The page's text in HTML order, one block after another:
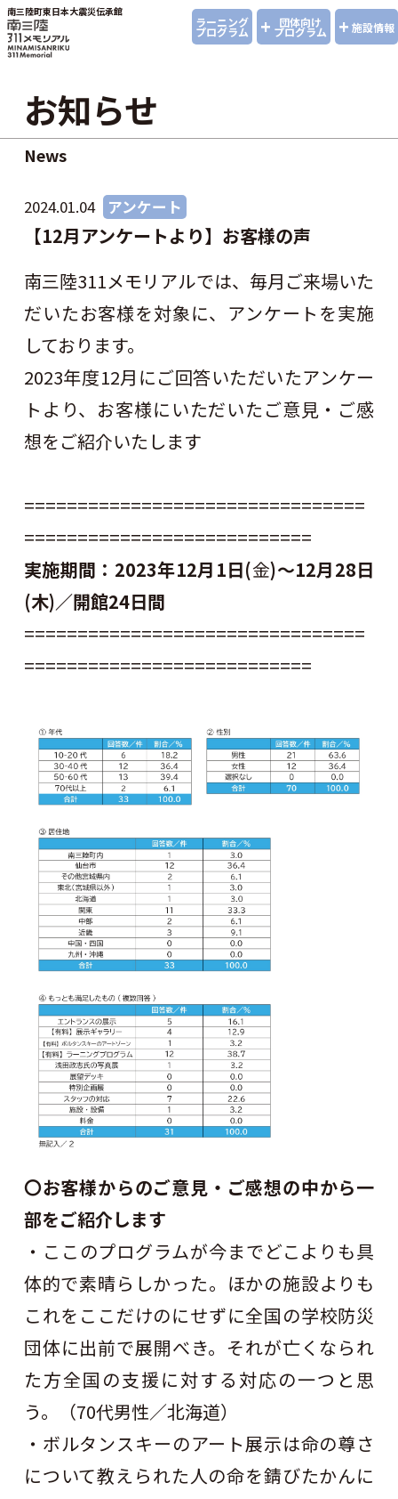
南三陸町東日本大震災伝承館
ラーニング
プログラム + 団体向け
プログラム + 施設情報
お知らせ
News
2024.01.04 アンケート
【12月アンケートより】お客様の声
南三陸311メモリアルでは、毎月ご来場いた
だいたお客様を対象に、アンケートを実施
しております。
2023年度12月にご回答いただいたアンケー
トより、お客様にいただいたご意見・ご感
想をご紹介いたします
================================
===========================
実施期間：2023年12月1日(金)～12月28日
(木)／開館24日間
================================
===========================
〇お客様からのご意見・ご感想の中から一
部をご紹介します
・ここのプログラムが今までどこよりも具
体的で素晴らしかった。ほかの施設よりも
これをここだけのにせずに全国の学校防災
団体に出前で展開べき。それが亡くなられ
た方全国の支援に対する対応の一つと思
う。（70代男性／北海道）
・ボルタンスキーのアート展示は命の尊さ
について教えられた人の命を錆びたかんに